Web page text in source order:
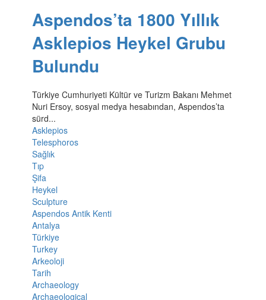
Aspendos’ta 1800 Yıllık
Asklepios Heykel Grubu
Bulundu
Türkiye Cumhuriyeti Kültür ve Turizm Bakanı Mehmet
Nuri Ersoy, sosyal medya hesabından, Aspendos’ta
sürd...
Asklepios
Telesphoros
Sağlık
Tıp
Şifa
Heykel
Sculpture
Aspendos Antik Kenti
Antalya
Türkiye
Turkey
Arkeoloji
Tarih
Archaeology
Archaeological